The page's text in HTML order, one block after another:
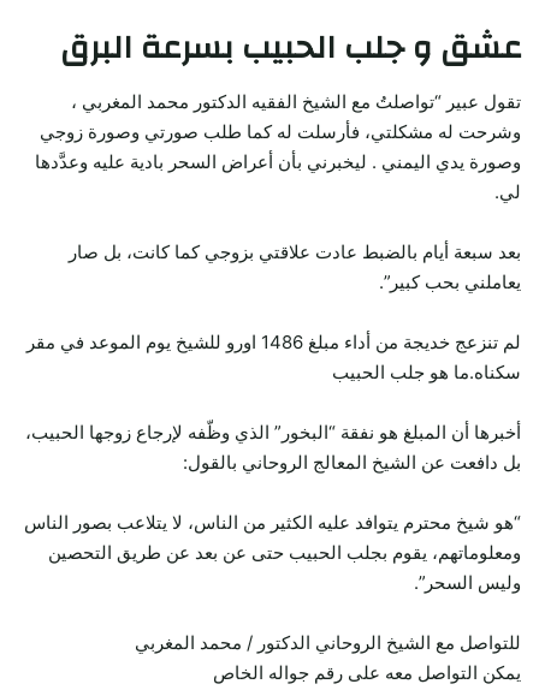
عشق و جلب الحبيب بسرعة البرق
تقول عبير “تواصلتُ مع الشيخ الفقيه الدكتور محمد المغربي ،
وشرحت له مشكلتي، فأرسلت له كما طلب صورتي وصورة زوجي
وصورة يدي اليمني . ليخبرني بأن أعراض السحر بادية عليه وعدَّدها
لي.
بعد سبعة أيام بالضبط عادت علاقتي بزوجي كما كانت، بل صار
يعاملني بحب كبير”.
لم تنزعج خديجة من أداء مبلغ 1486 اورو للشيخ يوم الموعد في مقر
سكناه.ما هو جلب الحبيب
أخبرها أن المبلغ هو نفقة “البخور” الذي وظّفه لإرجاع زوجها الحبيب،
بل دافعت عن الشيخ المعالج الروحاني بالقول:
“هو شيخ محترم يتوافد عليه الكثير من الناس، لا يتلاعب بصور الناس
ومعلوماتهم، يقوم بجلب الحبيب حتى عن بعد عن طريق التحصين
وليس السحر”.
للتواصل مع الشيخ الروحاني الدكتور / محمد المغربي
يمكن التواصل معه على رقم جواله الخاص